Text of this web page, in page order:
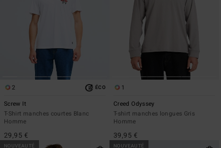
2 ÉCO
Screw It
T-Shirt manches courtes Blanc
Homme
29,95 €
1
Creed Odyssey
T-shirt manches longues Gris
Homme
39,95 €
NOUVEAUTÉ NOUVEAUTÉ